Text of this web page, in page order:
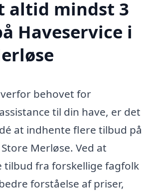
altid mindst 3
Haveservice i
behovet for
til din have, er det
at indhente flere tilbud på
Merløse. Ved at
tilbud fra forskellige fagfolk
forståelse af priser,